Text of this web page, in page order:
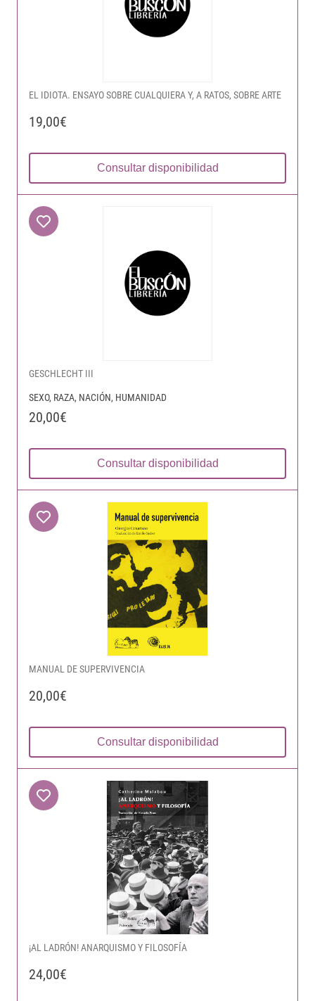
EL IDIOTA. ENSAYO SOBRE CUALQUIERA Y, A RATOS, SOBRE ARTE
19,00€
Consultar disponibilidad
GESCHLECHT III
SEXO, RAZA, NACIÓN, HUMANIDAD
20,00€
Consultar disponibilidad
MANUAL DE SUPERVIVENCIA
20,00€
Consultar disponibilidad
¡AL LADRÓN! ANARQUISMO Y FILOSOFÍA
24,00€